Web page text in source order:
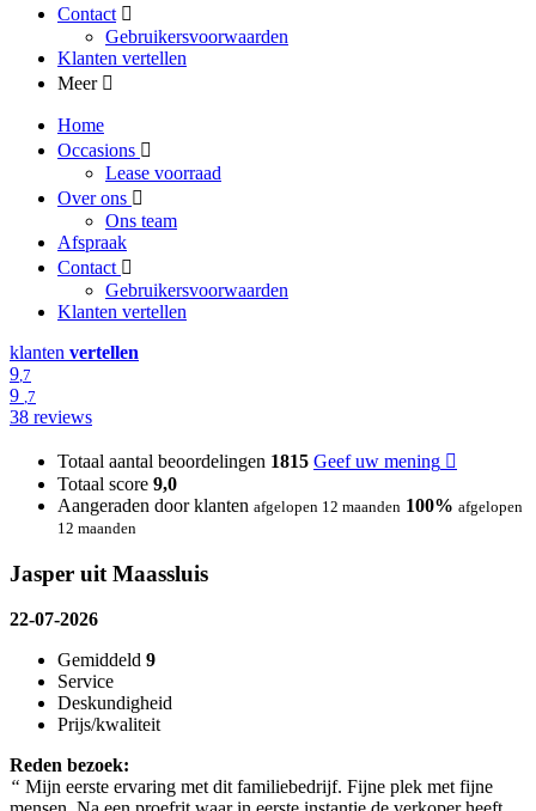
Contact
Gebruikersvoorwaarden
Klanten vertellen
Meer
Home
Occasions
Lease voorraad
Over ons
Ons team
Afspraak
Contact
Gebruikersvoorwaarden
Klanten vertellen
klanten vertellen
9,7
9 ,7
38 reviews
Totaal aantal beoordelingen 1815 Geef uw mening
Totaal score 9,0
Aangeraden door klanten afgelopen 12 maanden 100% afgelopen
12 maanden
Jasper uit Maassluis
22-07-2026
Gemiddeld 9
Service
Deskundigheid
Prijs/kwaliteit
Reden bezoek:
“ Mijn eerste ervaring met dit familiebedrijf. Fijne plek met fijne